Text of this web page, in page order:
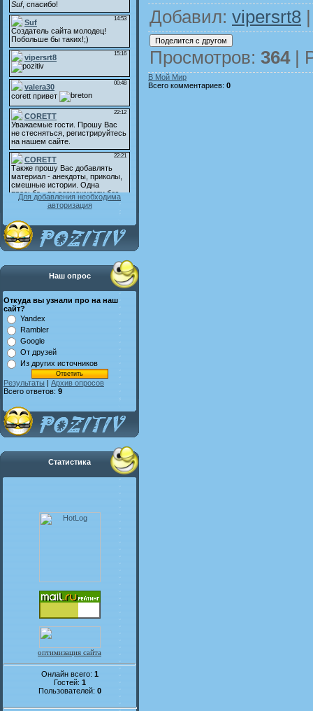
Для добавления необходима
авторизация
Наш опрос
Откуда вы узнали про на наш
сайт?
Yandex
Rambler
Google
От друзей
Из других источников
Результаты | Архив опросов
Всего ответов: 9
Статистика
оптимизация сайта
Онлайн всего: 1
Гостей: 1
Пользователей: 0
Добавил: vipersrt8 |
Просмотров: 364|
В Мой Мир
Всего комментариев: 0